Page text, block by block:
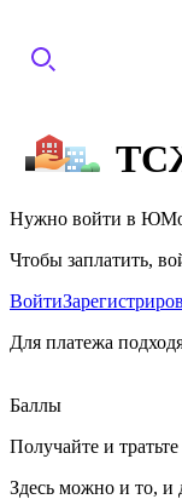
Нужно войти в
Чтобы заплатить,
Войти
Для платежа
Баллы
Получайте и
Здесь можно и то, и